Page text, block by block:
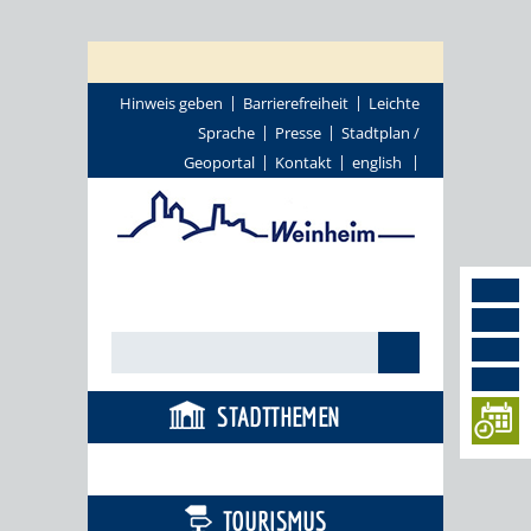
Hinweis geben Barrierefreiheit
Leichte
Sprache
Presse
Stadtplan /
Geoportal
Kontakt english
STADTTHEMEN
TOURISMUS